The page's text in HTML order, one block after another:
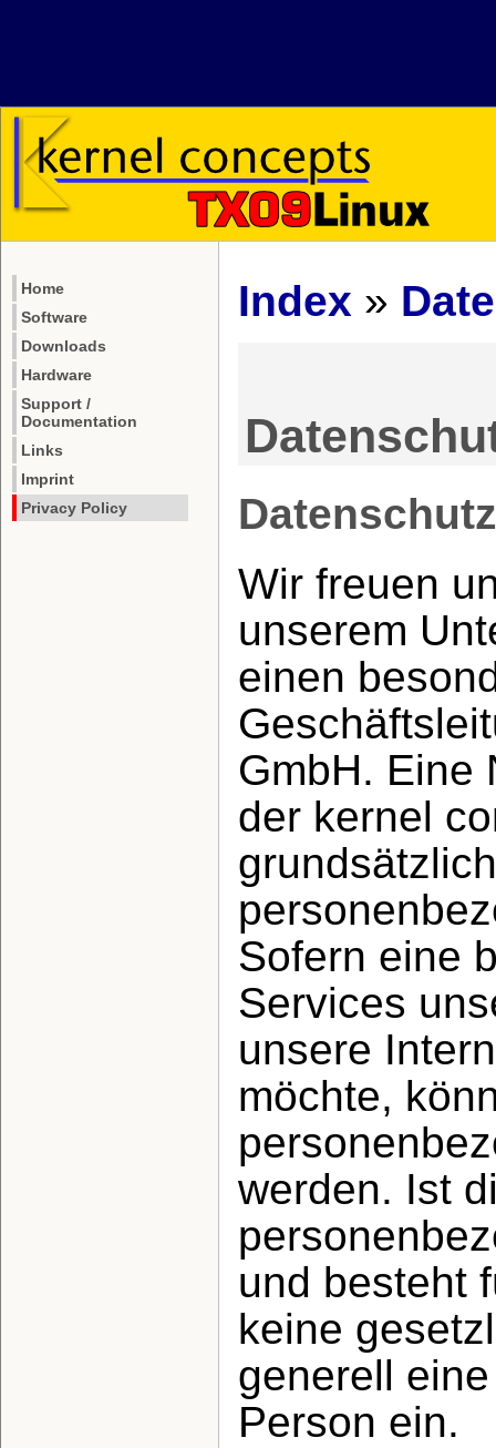
Home
Software
Downloads
Hardware
Support /
Documentation
Links
Imprint
Privacy Policy
Index »
Wir freuen
unserem
einen
GmbH. Eine
der kernel
Sofern eine
Services
unsere
möchte,
werden. Ist
und besteht
keine
generell
Person ein.